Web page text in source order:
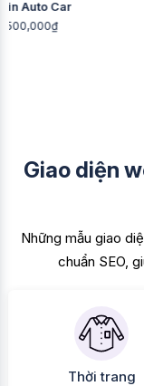
Giao diện
Những mẫu giao
chuẩn SEO,
Thời trang